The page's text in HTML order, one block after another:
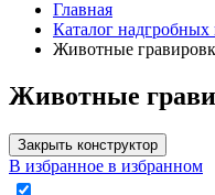
Главная
Каталог
Животные
Животные
Закрыть конструктор
В избранное в избранном